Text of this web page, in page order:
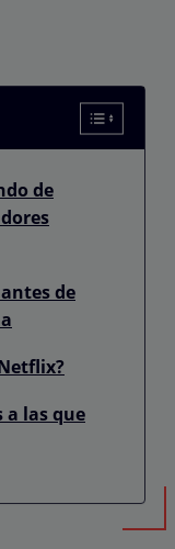
de
de
a las que